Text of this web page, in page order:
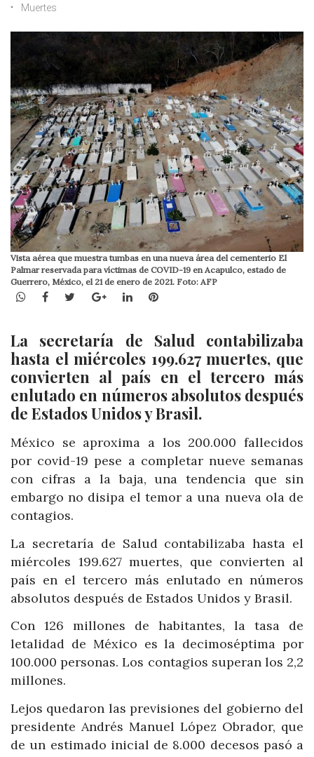
Muertes
Vista aérea que muestra tumbas en una nueva área del cementerio El
Palmar reservada para víctimas de COVID-19 en Acapulco, estado de
Guerrero, México, el 21 de enero de 2021. Foto: AFP
WhatsApp
Facebook
TwitterGoogle+LinkedInPinterest
La secretaría de Salud contabilizaba
hasta el miércoles 199.627 muertes, que
convierten al país en el tercero más
enlutado en números absolutos después
de Estados Unidos y Brasil.
México se aproxima a los 200.000 fallecidos
por covid-19 pese a completar nueve semanas
con cifras a la baja, una tendencia que sin
embargo no disipa el temor a una nueva ola de
contagios.
La secretaría de Salud contabilizaba hasta el
miércoles 199.627 muertes, que convierten al
país en el tercero más enlutado en números
absolutos después de Estados Unidos y Brasil.
Con 126 millones de habitantes, la tasa de
letalidad de México es la decimoséptima por
100.000 personas. Los contagios superan los 2,2
millones.
Lejos quedaron las previsiones del gobierno del
presidente Andrés Manuel López Obrador, que
de un estimado inicial de 8.000 decesos pasó a